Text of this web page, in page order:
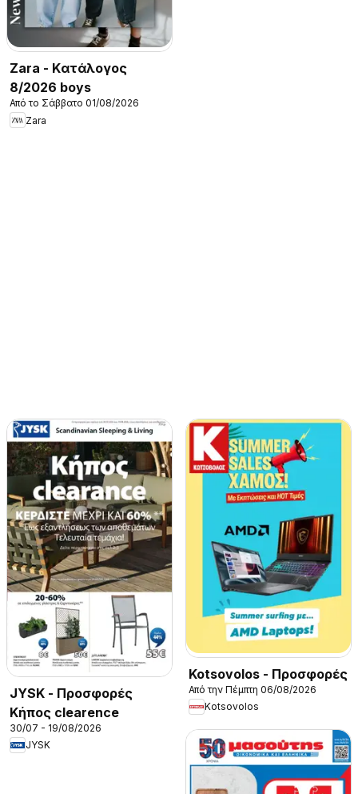
Zara - Kατάλογος
8/2026 boys
Από το Σάββατο 01/08/2026
Zara
JYSK - Προσφορές
Κήπος clearence
30/07 - 19/08/2026
JYSK
Kotsovolos - Προσφορές
Από την Πέμπτη 06/08/2026
Kotsovolos